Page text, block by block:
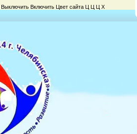
Выключить Включить Цвет сайта Ц Ц Ц Х